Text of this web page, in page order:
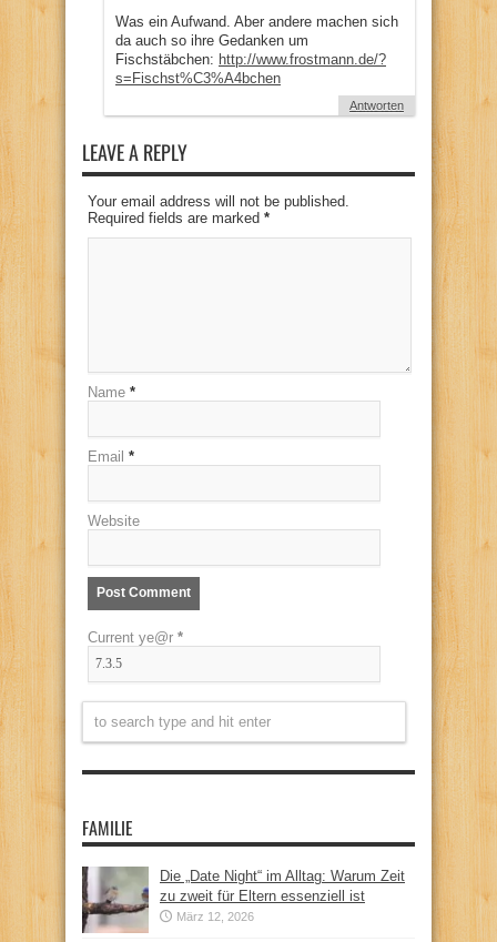
Was ein Aufwand. Aber andere machen sich
da auch so ihre Gedanken um
Fischstäbchen: http://www.frostmann.de/?
s=Fischst%C3%A4bchen
Antworten
LEAVE A REPLY
Your email address will not be published.
Required fields are marked *
Name *
Email *
Website
Current ye@r *
FAMILIE
Die „Date Night“ im Alltag: Warum Zeit
zu zweit für Eltern essenziell ist
März 12, 2026